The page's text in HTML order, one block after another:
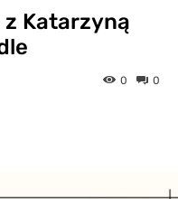
Katarzyną
0
0